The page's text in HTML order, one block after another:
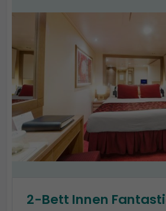
2-Bett Innen